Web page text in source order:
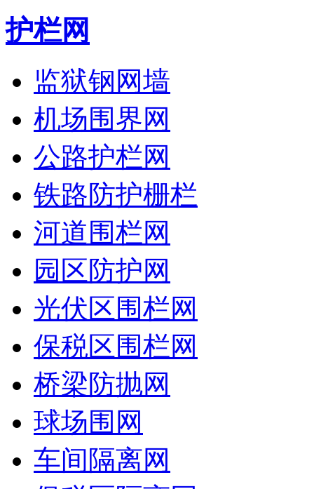
护栏网
监狱钢网墙
机场围界网
公路护栏网
铁路防护栅栏
河道围栏网
园区防护网
光伏区围栏网
保税区围栏网
桥梁防抛网
球场围网
车间隔离网